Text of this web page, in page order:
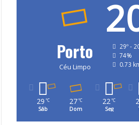
Porto
Céu Limpo
29º -
74%
0.73
29 ℃
Sáb
27℃
Dom
22℃
Seg